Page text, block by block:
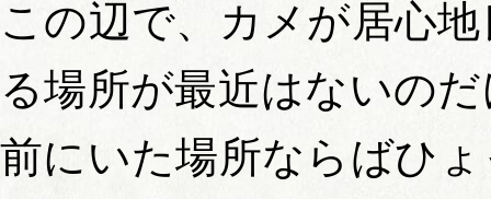
この辺で、カメが居心
る場所が最近はないの
前にいた場所ならばひ